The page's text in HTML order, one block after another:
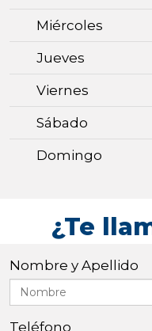
Miércoles
Jueves
Viernes
Sábado
Domingo
¿Te
Nombre y Apellido
Teléfono